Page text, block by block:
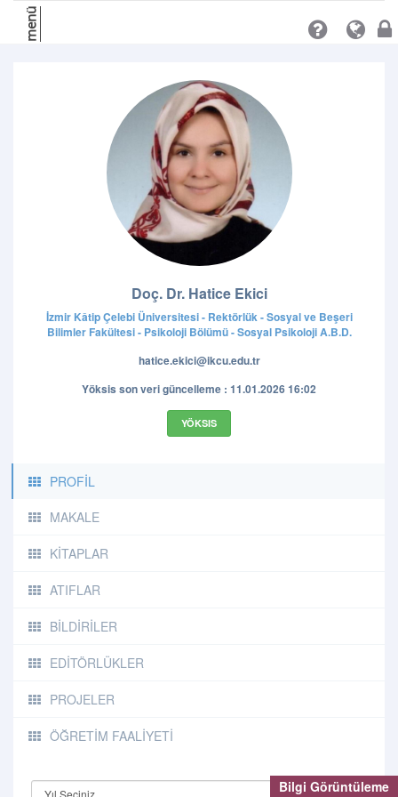
Bilgi Görüntüleme
menü
Doç. Dr. Hatice Ekici
İzmir Kâtip Çelebi Üniversitesi - Rektörlük - Sosyal ve Beşeri
Bilimler Fakültesi - Psikoloji Bölümü - Sosyal Psikoloji A.B.D.
hatice.ekici@ikcu.edu.tr
Yöksis son veri güncelleme : 11.01.2026 16:02
YÖKSIS
PROFİL
MAKALE
KİTAPLAR
ATIFLAR
BİLDİRİLER
EDİTÖRLÜKLER
PROJELER
ÖĞRETİM FAALİYETİ